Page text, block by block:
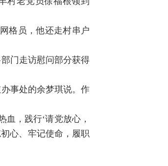
格员，他还走村串户
门走访慰问部分获得
事处的余梦琪说。作
，践行‘请党放心，
心、牢记使命，履职